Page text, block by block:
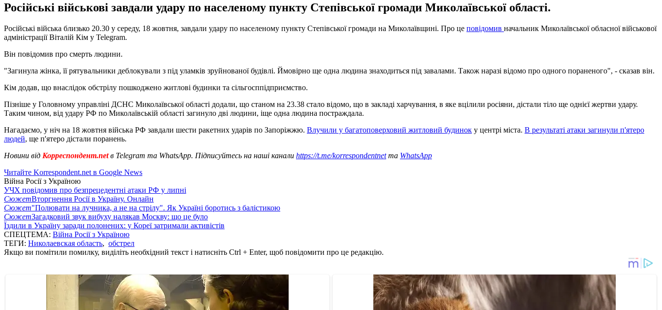
Російські військові завдали удару по населеному пункту Степівської громади Миколаївської області.
Російські війська близько 20.30 у середу, 18 жовтня, завдали удару по населеному пункту Степівської громади на Миколаївщині. Про це повідомив начальник Миколаївської обласної військової
адміністрації Віталій Кім у Telegram.
Він повідомив про смерть людини.
"Загинула жінка, її рятувальники деблокували з під уламків зруйнованої будівлі. Ймовірно ще одна людина знаходиться під завалами. Також наразі відомо про одного пораненого", - сказав він.
Кім додав, що внаслідок обстрілу пошкоджено житлові будинки та сільгосппідприємство.
Пізніше у Головному управліні ДСНС Миколаївської області додали, що станом на 23.38 стало відомо, що в закладі харчування, в яке вцілили росіяни, дістали тіло ще однієї жертви удару.
Таким чином, від удару РФ по Миколаївській області загинуло дві людини, іще одна людина постраждала.
Нагадаємо, у ніч на 18 жовтня війська РФ завдали шести ракетних ударів по Запоріжжю. Влучили у багатоповерховий житловий будинок у центрі міста. В результаті атаки загинули п'ятеро
людей, ще п'ятеро дістали поранень.
Новини від Корреспондент.netв Telegram та WhatsApp. Підписуйтесь на наші канали https://t.me/korrespondentnetта WhatsApp
Читайте Korrespondent.net в Google News
Війна Росії з Україною
УЧХ повідомив про безпрецедентні атаки РФ у липні
СюжетВторгнення Росії в Україну. Онлайн
Сюжет"Полювати на лучника, а не на стрілу". Як Україні боротись з балістикою
СюжетЗагадковий звук вибуху налякав Москву: що це було
Їздили в Україну заради полонених: у Кореї затримали активістів
СПЕЦТЕМА: Війна Росії з Україною
ТЕГИ: Николаевская область, обстрел
Якщо ви помітили помилку, виділіть необхідний текст і натисніть Ctrl + Enter, щоб повідомити про це редакцію.